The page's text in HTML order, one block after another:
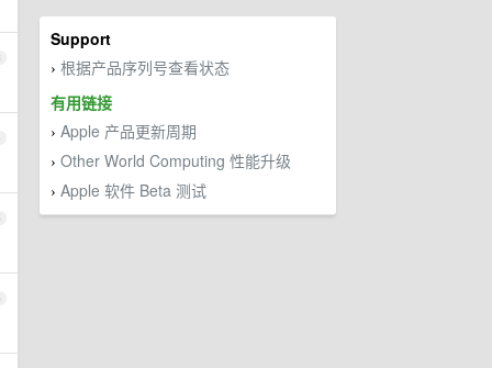
Support
› 根据产品序列号查看状态
有用链接
› Apple 产品更新周期
› Other World Computing 性能升级
› Apple 软件 Beta 测试